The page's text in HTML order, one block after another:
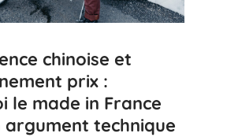
chinoise et
prix :
le made in France
argument technique